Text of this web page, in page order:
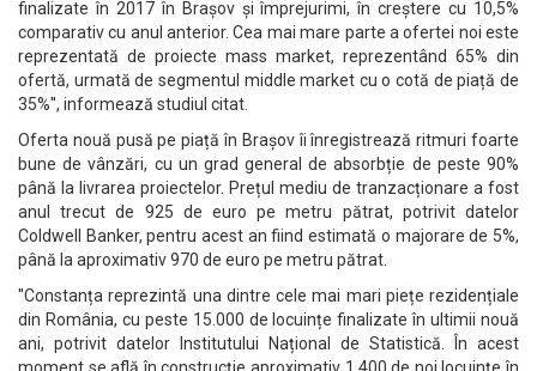
finalizate în 2017 în Brașov și împrejurimi, în creștere cu 10,5%
comparativ cu anul anterior. Cea mai mare parte a ofertei noi este
reprezentată de proiecte mass market, reprezentând 65% din
ofertă, urmată de segmentul middle market cu o cotă de piață de
35%'', informează studiul citat.
Oferta nouă pusă pe piață în Brașov îi înregistrează ritmuri foarte
bune de vânzări, cu un grad general de absorbție de peste 90%
până la livrarea proiectelor. Prețul mediu de tranzacționare a fost
anul trecut de 925 de euro pe metru pătrat, potrivit datelor
Coldwell Banker, pentru acest an fiind estimată o majorare de 5%,
până la aproximativ 970 de euro pe metru pătrat.
''Constanța reprezintă una dintre cele mai mari piețe rezidențiale
din România, cu peste 15.000 de locuințe finalizate în ultimii nouă
ani, potrivit datelor Institutului Național de Statistică. În acest